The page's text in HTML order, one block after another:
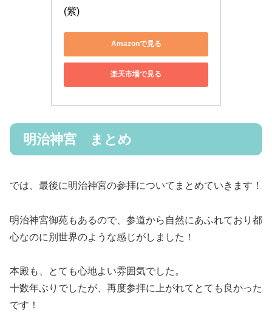
(紫)
Amazonで見る
楽天市場で見る
明治神宮 まとめ
では、最後に明治神宮の参拝についてまとめていきます！
明治神宮御苑もあるので、参道から自然にあふれており都
心なのに別世界のような感じがしました！
本殿も、とても心地よい雰囲気でした。
十数年ぶりでしたが、再度参拝に上がれてとても良かった
です！